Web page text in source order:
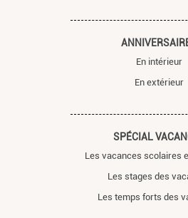
En intérieur
En extérieur
SPÉCIAL
Les vacances scolaires
Les stages des
Les temps forts des